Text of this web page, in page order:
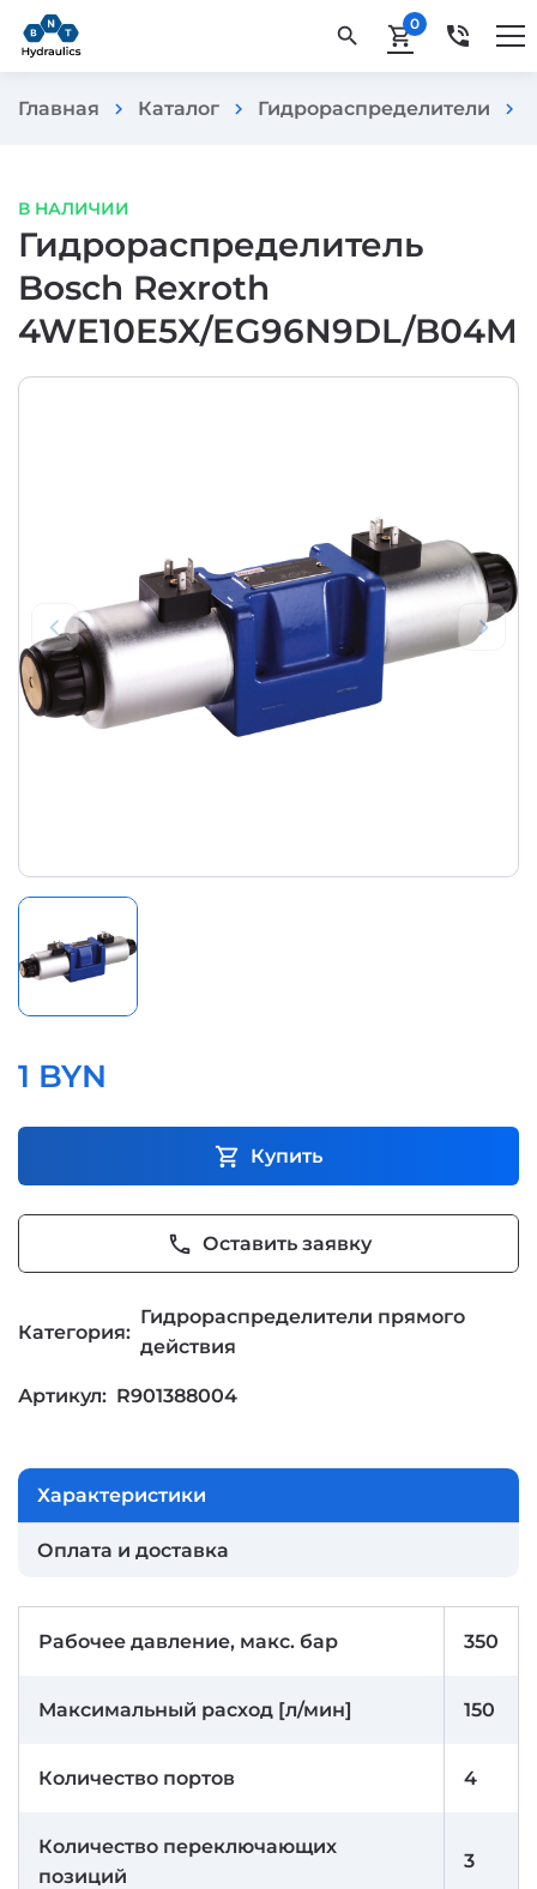
search shopping_cart0 phone_in_talk
Главная chevron_right Каталог chevron_right Гидрораспределители chevron_right
В НАЛИЧИИ
Гидрораспределитель
Bosch Rexroth
4WE10E5X/EG96N9DL/B04M
1 BYN
shopping_cart Купить
phone Оставить заявку
Категория:
Гидрораспределители прямого
действия
Артикул: R901388004
Характеристики
Оплата и доставка
Рабочее давление, макс. бар 350
Максимальный расход [л/мин] 150
Количество портов 4
Количество переключающих
позиций
3